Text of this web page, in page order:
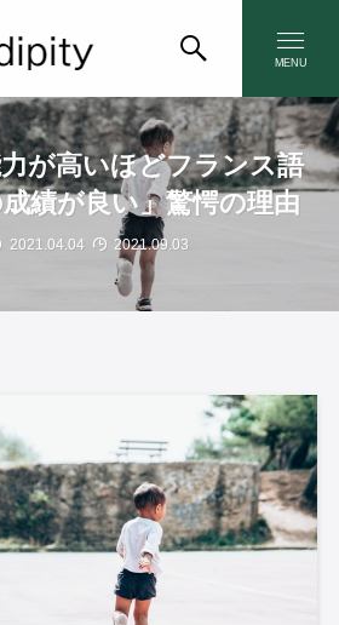
MENU
が高いほどフランス語
績が良い」驚愕の理由
2021.04.04 2021.09.03